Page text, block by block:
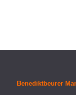
Benediktbeurer